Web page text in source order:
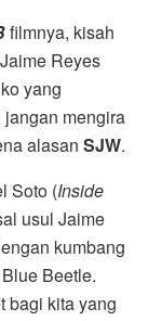
filmnya, kisah
Reyes
yang
jangan mengira
alasan SJW.
Soto (Inside
usul Jaime
kumbang
Beetle.
bagi kita yang